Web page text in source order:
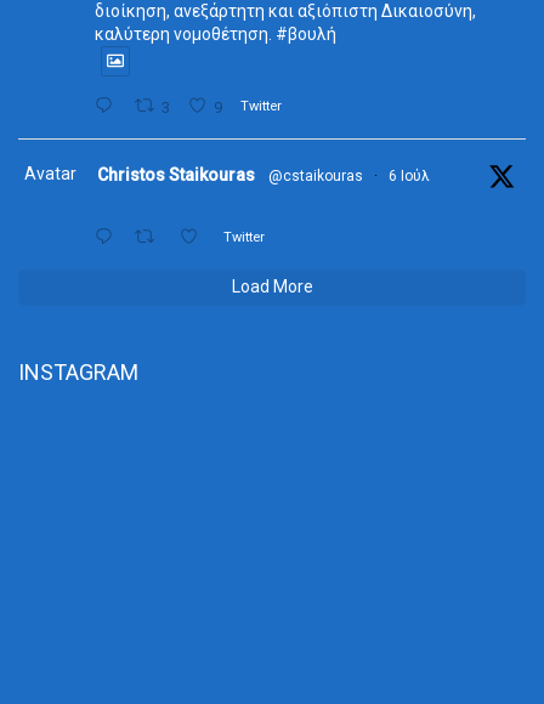
διοίκηση, ανεξάρτητη και αξιόπιστη Δικαιοσύνη,
καλύτερη νομοθέτηση. #βουλή
3 9 Twitter
Avatar Christos Staikouras @cstaikouras · 6 Ιούλ
Twitter
Load More
INSTAGRAM